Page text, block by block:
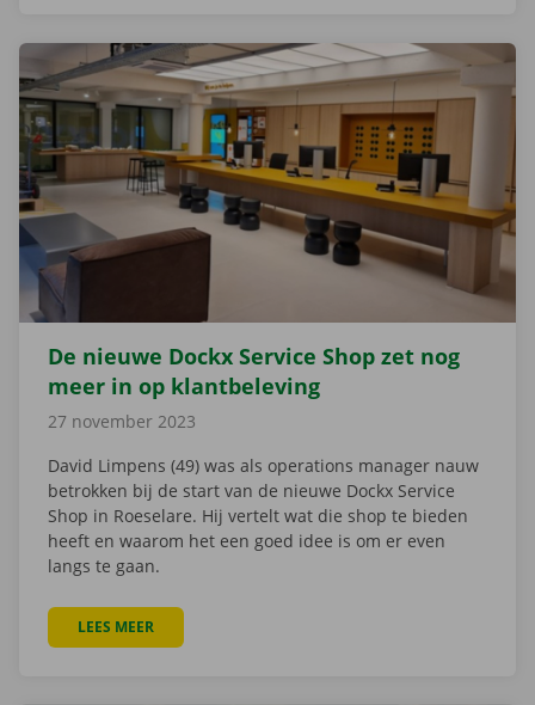
De nieuwe Dockx Service Shop zet nog
meer in op klantbeleving
27 november 2023
David Limpens (49) was als operations manager nauw
betrokken bij de start van de nieuwe Dockx Service
Shop in Roeselare. Hij vertelt wat die shop te bieden
heeft en waarom het een goed idee is om er even
langs te gaan.
LEES MEER